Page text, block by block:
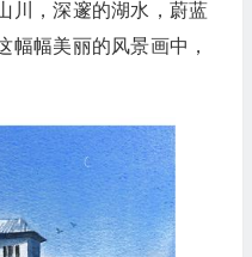
川，深邃的湖水，蔚蓝
幅幅美丽的风景画中，